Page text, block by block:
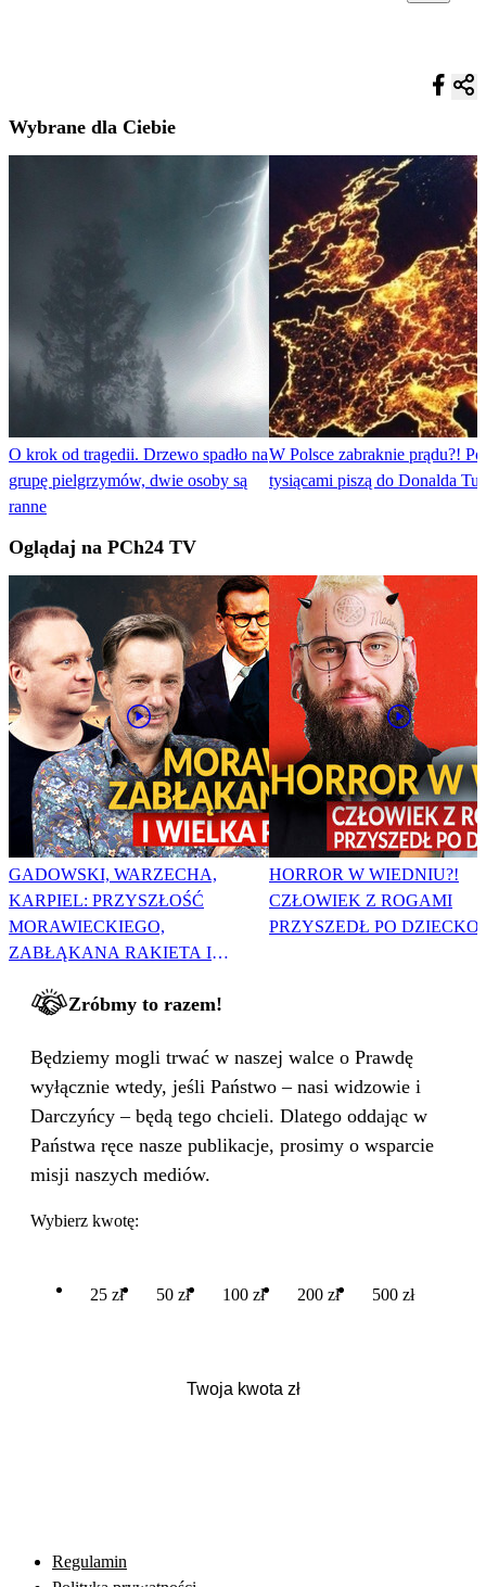
Wybrane dla Ciebie
O krok od tragedii. Drzewo spadło na
grupę pielgrzymów, dwie osoby są
ranne
W Polsce zabraknie prądu?!
tysiącami piszą do Donalda
Oglądaj na PCh24 TV
GADOWSKI, WARZECHA,
KARPIEL: PRZYSZŁOŚĆ
MORAWIECKIEGO,
ZABŁĄKANA RAKIETA I
HORROR W WIEDNIU?!
CZŁOWIEK Z ROGAMI
PRZYSZEDŁ PO DZIECKO
Zróbmy to razem!
Będziemy mogli trwać w naszej walce o Prawdę
wyłącznie wtedy, jeśli Państwo – nasi widzowie i
Darczyńcy – będą tego chcieli. Dlatego oddając w
Państwa ręce nasze publikacje, prosimy o wsparcie
misji naszych mediów.
Wybierz kwotę:
25 zł 50 zł 100 zł 200 zł 500 zł
Regulamin